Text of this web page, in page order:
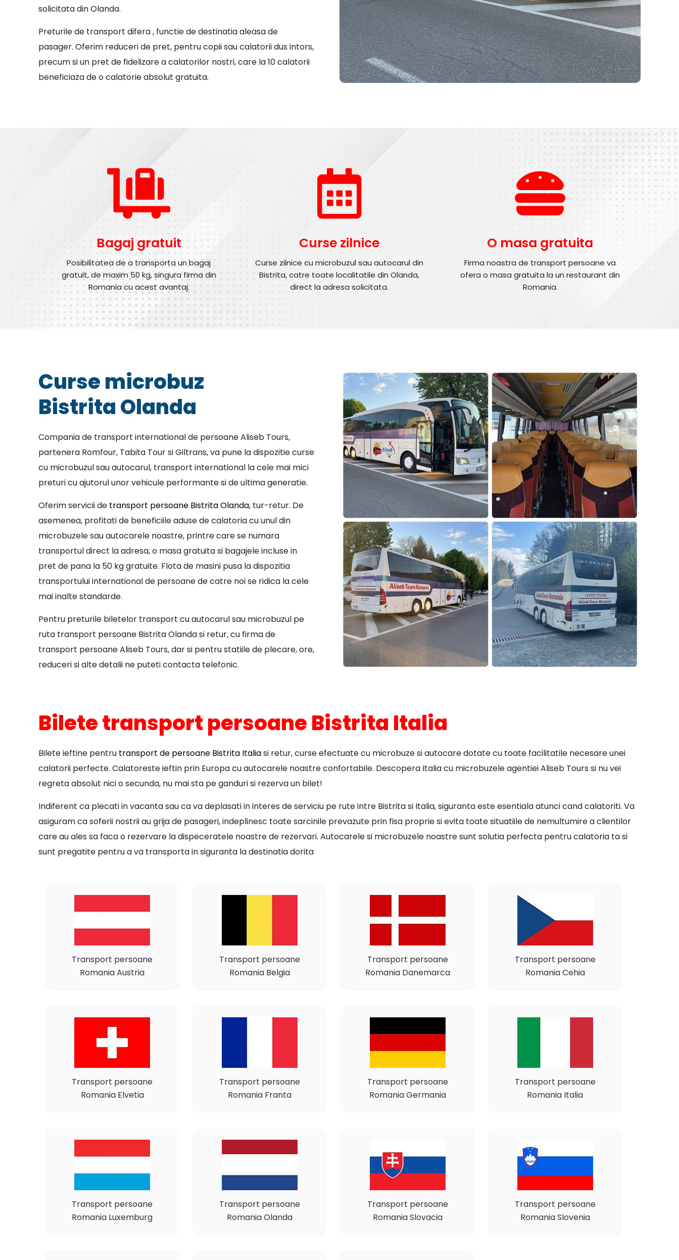
solicitata din Olanda.
Preturile de transport difera , functie de destinatia aleasa de
pasager. Oferim reduceri de pret, pentru copii sau calatorii dus intors,
precum si un pret de fidelizare a calatorilor nostri, care la 10 calatorii
beneficiaza de o calatorie absolut gratuita.
Bagaj gratuit
Posibilitatea de a transporta un bagaj
gratuit, de maxim 50 kg, singura firma din
Romania cu acest avantaj.
Curse zilnice
Curse zilnice cu microbuzul sau autocarul din
Bistrita, catre toate localitatile din Olanda,
direct la adresa solicitata.
O masa gratuita
Firma noastra de transport persoane va
ofera o masa gratuita la un restaurant din
Romania.
Curse microbuz
Bistrita Olanda
Compania de transport international de persoane Aliseb Tours,
partenera Romfour, Tabita Tour si Giltrans, va pune la dispozitie curse
cu microbuzul sau autocarul, transport international la cele mai mici
preturi cu ajutorul unor vehicule performante si de ultima generatie.
Oferim servicii de transport persoane Bistrita Olanda, tur-retur. De
asemenea, profitati de beneficiile aduse de calatoria cu unul din
microbuzele sau autocarele noastre, printre care se numara
transportul direct la adresa, o masa gratuita si bagajele incluse in
pret de pana la 50 kg gratuite. Flota de masini pusa la dispozitia
transportului international de persoane de catre noi se ridica la cele
mai inalte standarde.
Pentru preturile biletelor transport cu autocarul sau microbuzul pe
ruta transport persoane Bistrita Olanda si retur, cu firma de
transport persoane Aliseb Tours, dar si pentru statiile de plecare, ore,
reduceri si alte detalii ne puteti contacta telefonic.
Bilete transport persoane Bistrita Italia
Bilete ieftine pentru transport de persoane Bistrita Italiasi retur, curse efectuate cu microbuze si autocare dotate cu toate facilitatile necesare unei
calatorii perfecte. Calatoreste ieftin prin Europa cu autocarele noastre confortabile. Descopera Italia cu microbuzele agentiei Aliseb Tours si nu vei
regreta absolut nici o secunda, nu mai sta pe ganduri si rezerva un bilet!
Indiferent ca plecati in vacanta sau ca va deplasati in interes de serviciu pe rute intre Bistrita si Italia, siguranta este esentiala atunci cand calatoriti. Va
asiguram ca soferii nostrii au grija de pasageri, indeplinesc toate sarcinile prevazute prin fisa proprie si evita toate situatiile de nemultumire a clientilor
care au ales sa faca o rezervare la dispeceratele noastre de rezervari. Autocarele si microbuzele noastre sunt solutia perfecta pentru calatoria ta si
sunt pregatite pentru a va transporta in siguranta la destinatia dorita
Transport persoane
Romania Austria
Transport persoane
Romania Belgia
Transport persoane
Romania Danemarca
Transport persoane
Romania Cehia
Transport persoane
Romania Elvetia
Transport persoane
Romania Franta
Transport persoane
Romania Germania
Transport persoane
Romania Italia
Transport persoane
Romania Luxemburg
Transport persoane
Romania Olanda
Transport persoane
Romania Slovacia
Transport persoane
Romania Slovenia